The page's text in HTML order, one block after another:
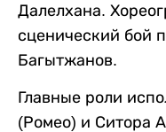
Далелхана.
сценический бой
Багытжанов.
Главные роли
(Ромео) и Ситора